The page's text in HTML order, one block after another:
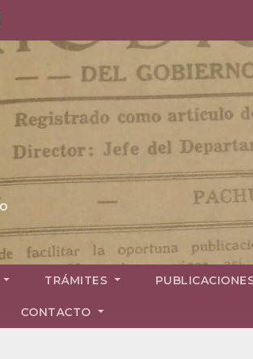
TRÁMITES
CONTACTO